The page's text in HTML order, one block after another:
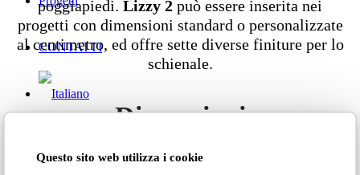
Questo sito web utilizza i cookie
CONTATTI
poggiapiedi. Lizzy 2 può essere inserita nei
progetti con dimensioni standard o personalizzate
al centimetro, ed offre sette diverse finiture per lo
schienale.
Dimensioni